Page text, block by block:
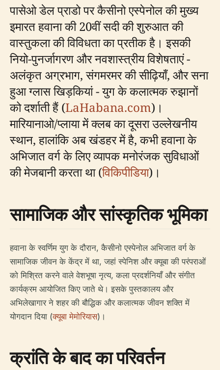
पासेओ डेल प्राडो पर कैसीनो एस्पेनोल की मुख्य
इमारत हवाना की 20वीं सदी की शुरुआत की
वास्तुकला की विविधता का प्रतीक है। इसकी
नियो-पुनर्जागरण और नवशास्त्रीय विशेषताएं -
अलंकृत अग्रभाग, संगमरमर की सीढ़ियाँ, और सना
हुआ ग्लास खिड़कियां - युग के कलात्मक रुझानों
को दर्शाती हैं (LaHabana.com)।
मारियानाओ/प्लाया में क्लब का दूसरा उल्लेखनीय
स्थान, हालांकि अब खंडहर में है, कभी हवाना के
अभिजात वर्ग के लिए व्यापक मनोरंजक सुविधाओं
की मेजबानी करता था (विकिपीडिया)।
सामाजिक और सांस्कृतिक भूमिका
हवाना के स्वर्णिम युग के दौरान, कैसीनो एस्पेनोल अभिजात वर्ग के
सामाजिक जीवन के केंद्र में था, जहां स्पेनिश और क्यूबा की परंपराओं
को मिश्रित करने वाले वेशभूषा नृत्य, कला प्रदर्शनियाँ और संगीत
कार्यक्रम आयोजित किए जाते थे। इसके पुस्तकालय और
अभिलेखागार ने शहर की बौद्धिक और कलात्मक जीवन शक्ति में
योगदान दिया (क्यूबा मेमोरियास)।
क्रांति के बाद का परिवर्तन